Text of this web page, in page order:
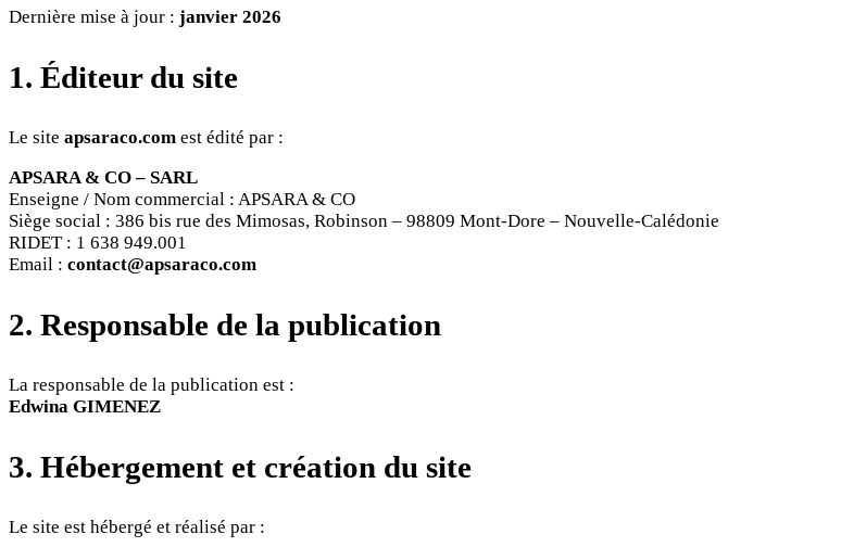
Dernière mise à jour : janvier 2026
1. Éditeur du site
Le site apsaraco.com est édité par :
APSARA & CO – SARL
Enseigne / Nom commercial : APSARA & CO
Siège social : 386 bis rue des Mimosas, Robinson – 98809 Mont-Dore – Nouvelle-Calédonie
RIDET : 1 638 949.001
Email : contact@apsaraco.com
2. Responsable de la publication
La responsable de la publication est :
Edwina GIMENEZ
3. Hébergement et création du site
Le site est hébergé et réalisé par :